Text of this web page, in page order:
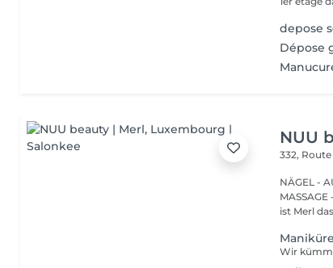
depose
Dépose
NUU
332,
NÄGEL -
MASSAGE -
ist Merl